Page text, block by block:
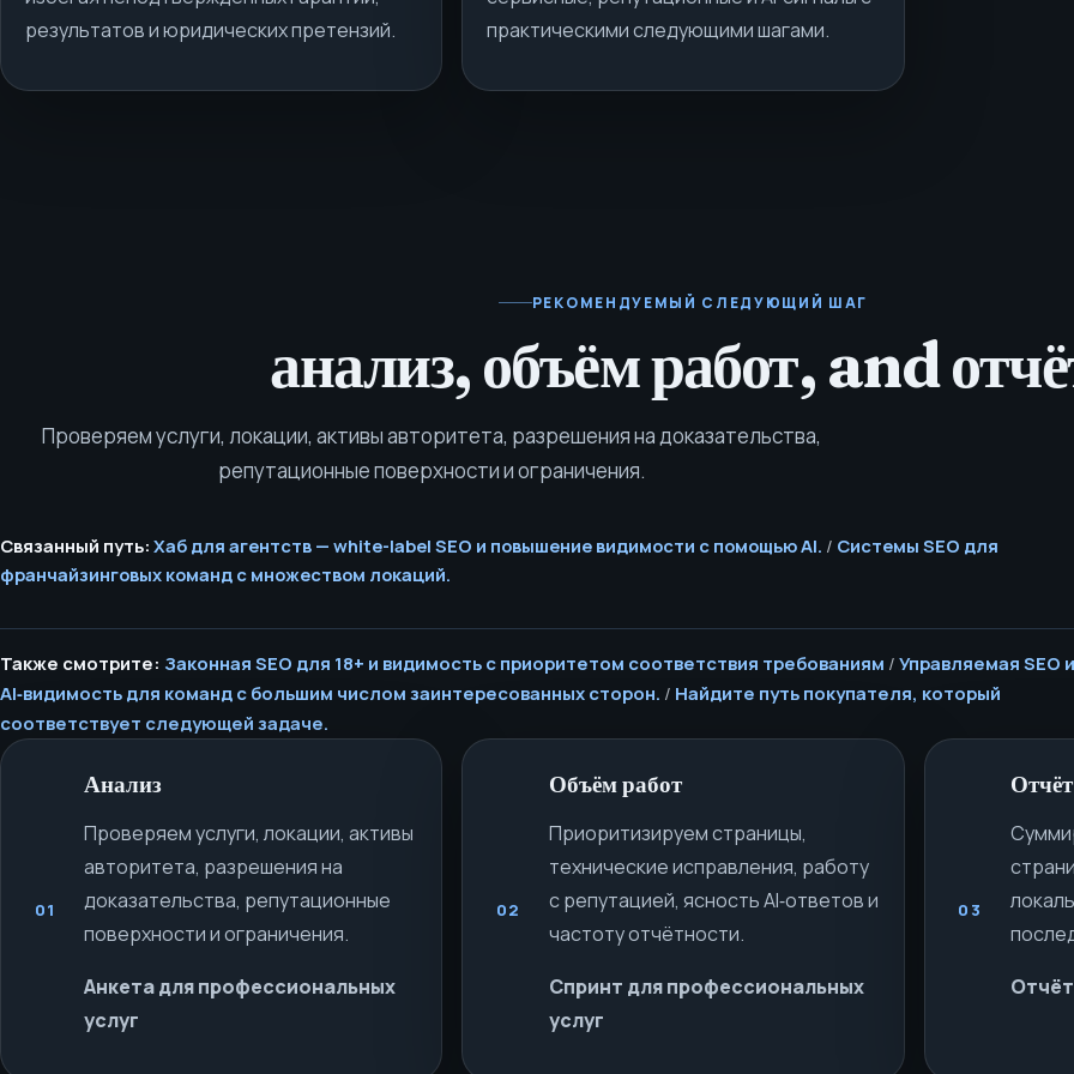
результатов и юридических претензий.
практическими следующими шагами.
РЕКОМЕНДУЕМЫЙ СЛЕДУЮЩИЙ ШАГ
анализ, объём работ, and
Проверяем услуги, локации, активы авторитета, разрешения на доказательства,
репутационные поверхности и ограничения.
Связанный путь: Хаб для агентств — white-label SEO и повышение видимости с помощью AI. / Системы SEO для
франчайзинговых команд с множеством локаций.
Также смотрите: Законная SEO для 18+ и видимость с приоритетом соответствия требованиям / Управляемая SEO и
AI‑видимость для команд с большим числом заинтересованных сторон. / Найдите путь покупателя, который
соответствует следующей задаче.
01
Анализ
Проверяем услуги, локации, активы
авторитета, разрешения на
доказательства, репутационные
поверхности и ограничения.
Анкета для профессиональных
услуг
02
Объём работ
Приоритизируем страницы,
технические исправления, работу
с репутацией, ясность AI‑ответов и
частоту отчётности.
Спринт для профессиональных
услуг
03
Отчёт